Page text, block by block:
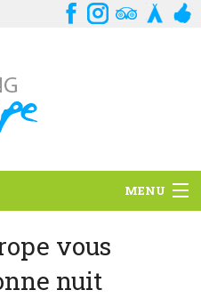
MENU
vous
nuit